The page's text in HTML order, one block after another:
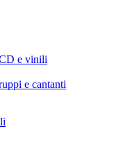
e vinili
e cantanti